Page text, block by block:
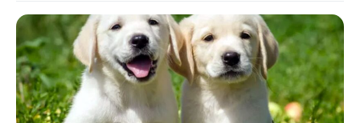
https://www.ruadireita.pt/wp-
content/uploads/2025/05/dog-
800x600.jpg